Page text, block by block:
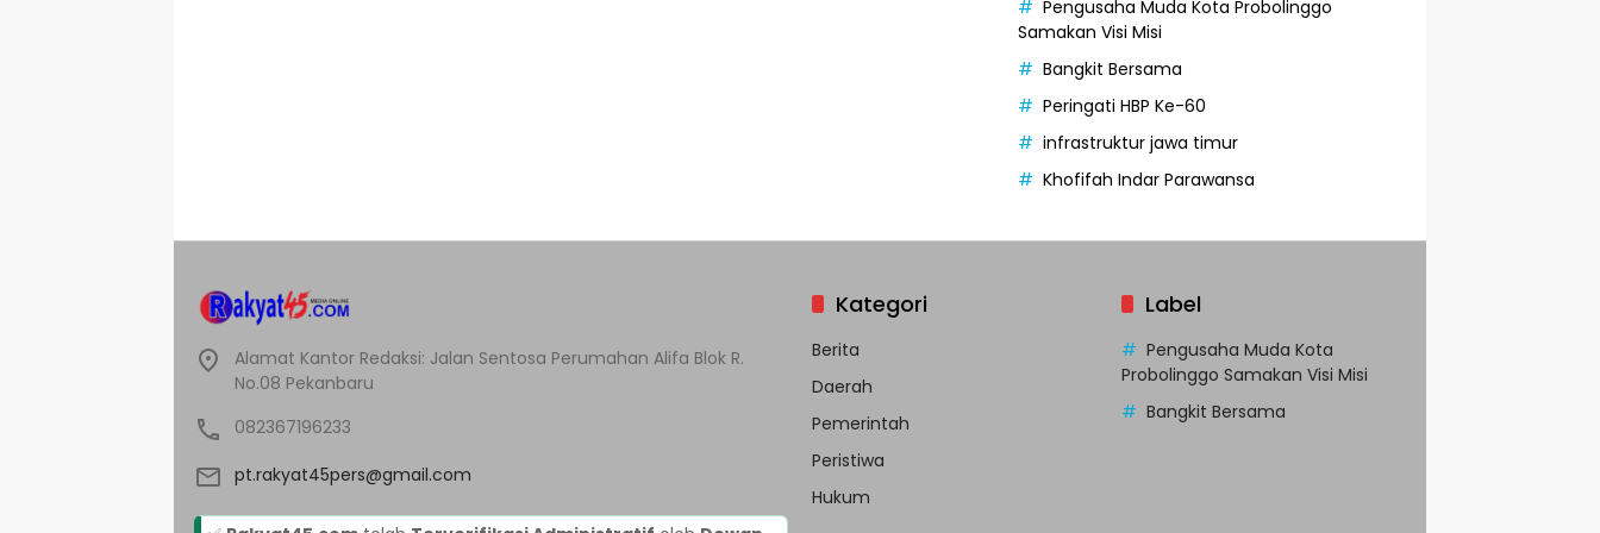
Pengusaha Muda Kota Probolinggo
Samakan Visi Misi
Bangkit Bersama
Peringati HBP Ke-60
infrastruktur jawa timur
Khofifah Indar Parawansa
Alamat Kantor Redaksi: Jalan Sentosa Perumahan Alifa Blok R.
No.08 Pekanbaru
082367196233
pt.rakyat45pers@gmail.com
Kategori
Berita
Daerah
Pemerintah
Peristiwa
Hukum
Label
Pengusaha Muda Kota
Probolinggo Samakan Visi Misi
Bangkit Bersama